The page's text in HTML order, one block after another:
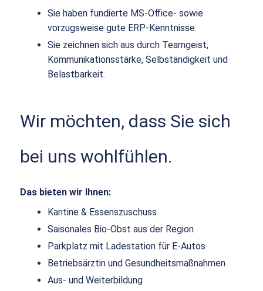
Sie haben fundierte MS-Office- sowie
vorzugsweise gute ERP-Kenntnisse.
Sie zeichnen sich aus durch Teamgeist,
Kommunikationsstärke, Selbständigkeit und
Belastbarkeit.
Wir möchten, dass Sie sich
bei uns wohlfühlen.
Das bieten wir Ihnen:
Kantine & Essenszuschuss
Saisonales Bio-Obst aus der Region
Parkplatz mit Ladestation für E-Autos
Betriebsärztin und Gesundheitsmaßnahmen
Aus- und Weiterbildung